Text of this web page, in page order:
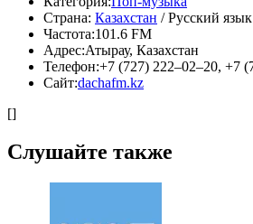
Страна: Казахстан / Русский язык
Частота:101.6 FM
Адрес:Атырау, Казахстан
Телефон:+7 (727) 222‒02‒20, +7
Сайт:dachafm.kz
[]
Слушайте также